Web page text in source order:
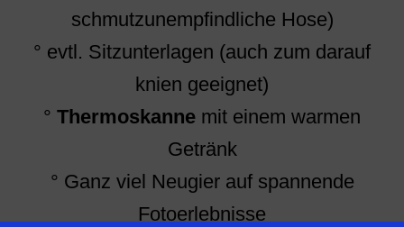
schmutzunempfindliche Hose)
° evtl. Sitzunterlagen (auch zum darauf
knien geeignet)
° Thermoskanne mit einem warmen
Getränk
° Ganz viel Neugier auf spannende
Fotoerlebnisse